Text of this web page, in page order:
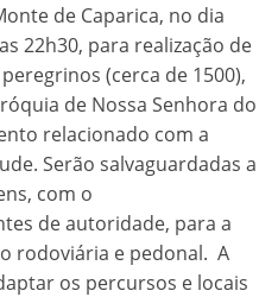
de Caparica, no dia
22h30, para realização de
(cerca de 1500),
de Nossa Senhora do
relacionado com a
Serão salvaguardadas a
com o
de autoridade, para a
rodoviária e pedonal. A
os percursos e locais